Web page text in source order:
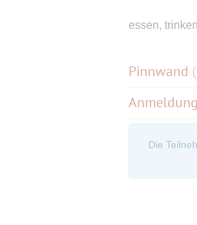
essen,
Pinnwand (
Die